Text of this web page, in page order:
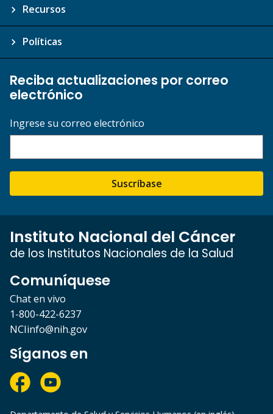
Recursos
Políticas
Reciba actualizaciones por correo
electrónico
Ingrese su correo electrónico
Suscríbase
Instituto Nacional del Cáncer
de los Institutos Nacionales de la Salud
Comuníquese
Chat en vivo
1-800-422-6237
NCIinfo@nih.gov
Síganos en